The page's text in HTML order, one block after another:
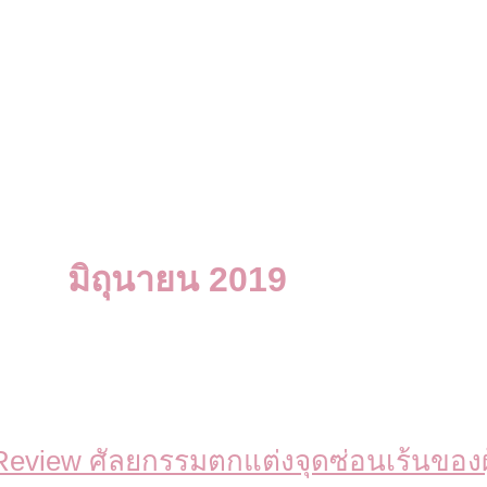
มิถุนายน 2019
ศัลยกรรมตกแต่งจุดซ่อนเร้นขอ